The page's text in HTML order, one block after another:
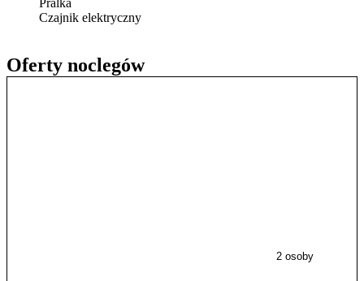
Oferty noclegów
2 osoby
Pralka
Czajnik elektryczny